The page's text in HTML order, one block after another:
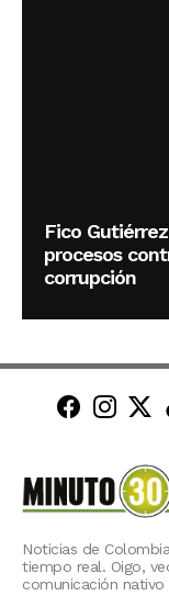
Fico
procesos
corrupción
Noticias de
tiempo real. Oigo,
comunicación nativo